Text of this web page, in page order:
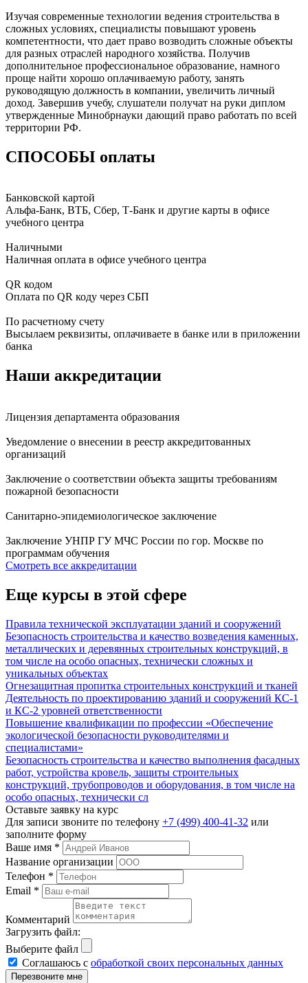
Изучая современные технологии ведения строительства в
сложных условиях, специалисты повышают уровень
компетентности, что дает право возводить сложные объекты
для разных отраслей народного хозяйства. Получив
дополнительное профессиональное образование, намного
проще найти хорошо оплачиваемую работу, занять
руководящую должность в компании, увеличить личный
доход. Завершив учебу, слушатели получат на руки диплом
утвержденные Минобрнауки дающий право работать по всей
территории РФ.
СПОСОБЫ оплаты
Банковской картой
Альфа-Банк, ВТБ, Сбер, Т-Банк и другие карты в офисе
учебного центра
Наличными
Наличная оплата в офисе учебного центра
QR кодом
Оплата по QR коду через СБП
По расчетному счету
Высылаем реквизиты, оплачиваете в банке или в приложении
банка
Наши аккредитации
Лицензия департамента образования
Уведомление о внесении в реестр аккредитованных
организаций
Заключение о соответствии объекта защиты требованиям
пожарной безопасности
Санитарно-эпидемиологическое заключение
Заключение УНПР ГУ МЧС России по гор. Москве по
программам обучения
Смотреть все аккредитации
Еще курсы в этой сфере
Правила технической эксплуатации зданий и сооружений
Безопасность строительства и качество возведения каменных,
металлических и деревянных строительных конструкций, в
том числе на особо опасных, технически сложных и
уникальных объектах
Огнезащитная пропитка строительных конструкций и тканей
Деятельность по проектированию зданий и сооружений КС-1
и КС-2 уровней ответственности
Повышение квалификации по профессии «Обеспечение
экологической безопасности руководителями и
специалистами»
Безопасность строительства и качество выполнения фасадных
работ, устройства кровель, защиты строительных
конструкций, трубопроводов и оборудования, в том числе на
особо опасных, технически сл
Оставьте заявку на курс
Для записи звоните по телефону +7 (499) 400-41-32 или
заполните форму
Ваше имя *
Название организации
Телефон *
Email *
Комментарий
Загрузить файл:
Выберите файл
Соглашаюсь с обработкой своих персональных данных